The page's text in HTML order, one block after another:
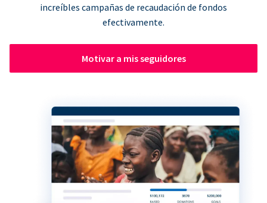
increíbles campañas de recaudación de fondos
efectivamente.
Motivar a mis seguidores